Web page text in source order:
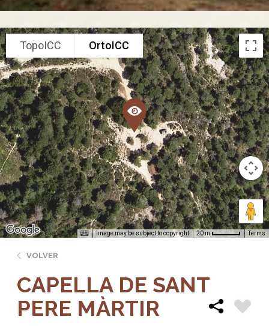
TopoICC OrtoICC
Image may be subject to copyright 20 m Terms
VOLVER
CAPELLA DE SANT
PERE MÀRTIR